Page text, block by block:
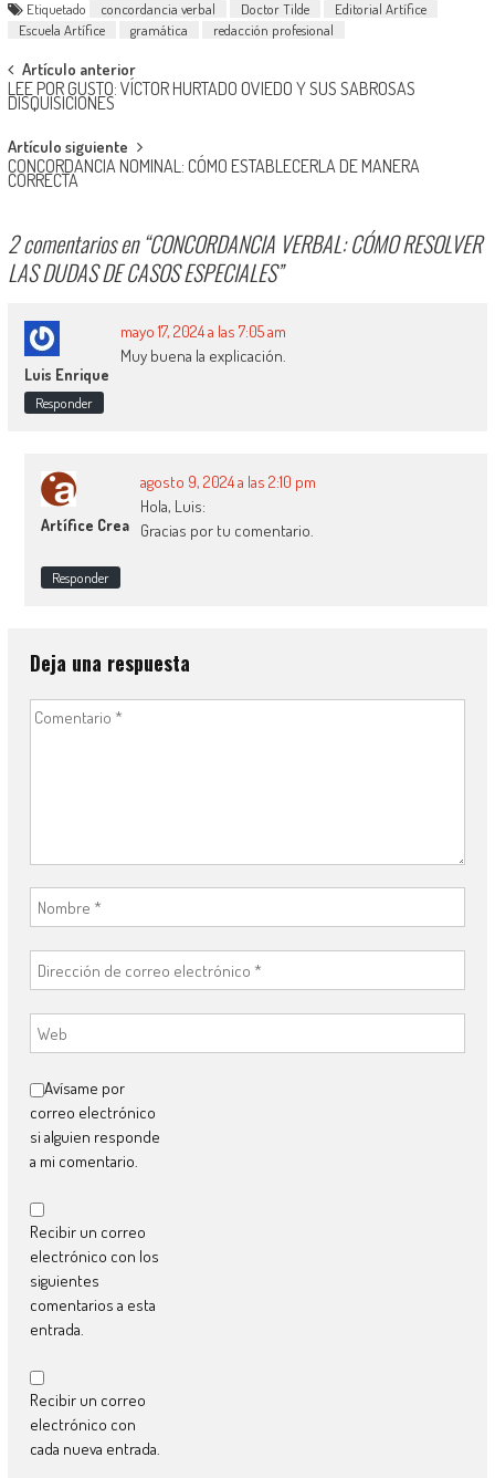
Etiquetado concordancia verbal Doctor Tilde
Editorial Artífice
Escuela Artífice
gramática redacción profesional
Navegación
de
entradas
Artículo anterior
LEE POR GUSTO: VÍCTOR HURTADO OVIEDO Y SUS SABROSAS
DISQUISICIONES
Artículo siguiente
CONCORDANCIA NOMINAL: CÓMO ESTABLECERLA DE MANERA
CORRECTA
2 comentarios en “CONCORDANCIA VERBAL: CÓMO RESOLVER
LAS DUDAS DE CASOS ESPECIALES”
Luis Enrique
mayo 17, 2024 a las 7:05 am
Muy buena la explicación.
Responder
Artífice Crea
agosto 9, 2024 a las 2:10 pm
Hola, Luis:
Gracias por tu comentario.
Responder
Deja una respuesta
Avísame por
correo electrónico
si alguien responde
a mi comentario.
Recibir un correo
electrónico con los
siguientes
comentarios a esta
entrada.
Recibir un correo
electrónico con
cada nueva entrada.